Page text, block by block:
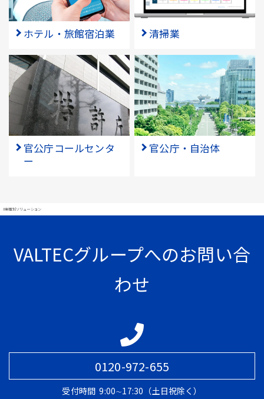
ホテル・旅館宿泊業 清掃業
官公庁コールセンタ
ー
官公庁・自治体
#業種別ソリューション
VALTECグループへのお問い合
わせ
0120-972-655
受付時間 9:00∼17:30（土日祝除く）